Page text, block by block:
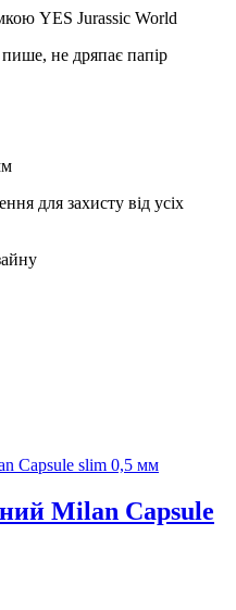
YES Jurassic World
пише, не дряпає папір
для захисту від усіх
Milan Capsule